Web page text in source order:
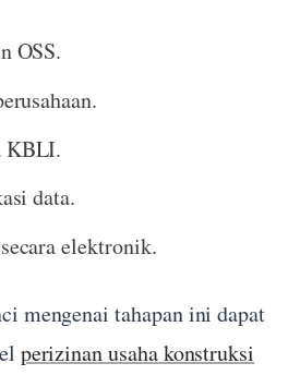
OSS.
KBLI.
data.
elektronik.
mengenai tahapan ini dapat
perizinan usaha konstruksi